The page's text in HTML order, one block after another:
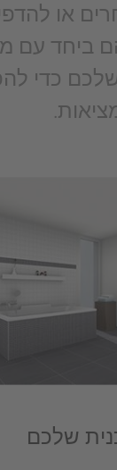
או
ביחד עם
כדי
שלכם